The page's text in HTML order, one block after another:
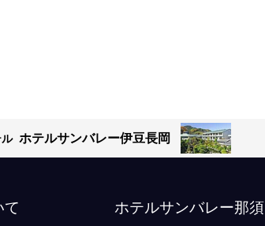
ホテルサンバレー伊豆長岡
て ホテルサンバレー那須